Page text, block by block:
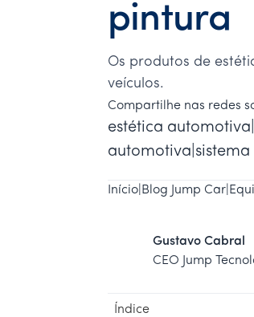
pintura
Os produtos de
veículos.
Compartilhe nas redes
estética
Início Blog Jump Car
Gustavo Cabral
CEO Jump
Índice